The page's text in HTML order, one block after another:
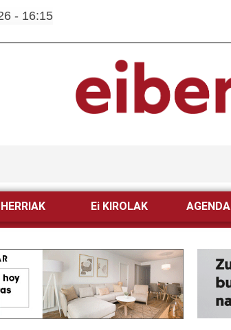
- 16:15
HERRIAK Ei KIROLAK AGENDA